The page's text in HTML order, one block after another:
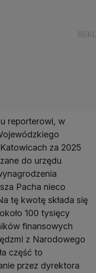
reporterowi, w
za 2025
do urzędu
Pacha nieco
tę kwotę składa się
100 tysięcy
finansowych
z Narodowego
część to
przez dyrektora